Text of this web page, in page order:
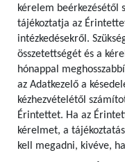
kérelem beérkezésétől
tájékoztatja az
intézkedésekről.
összetettségét és a
hónappal
az Adatkezelő a
kézhezvételétől
Érintettet. Ha az
kérelmet, a
kell megadni, kivéve,